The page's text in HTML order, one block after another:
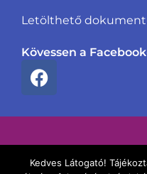
Letölthető
Kövessen a
F
a
e
o
Csillagtündér |
Kedves Látogató!